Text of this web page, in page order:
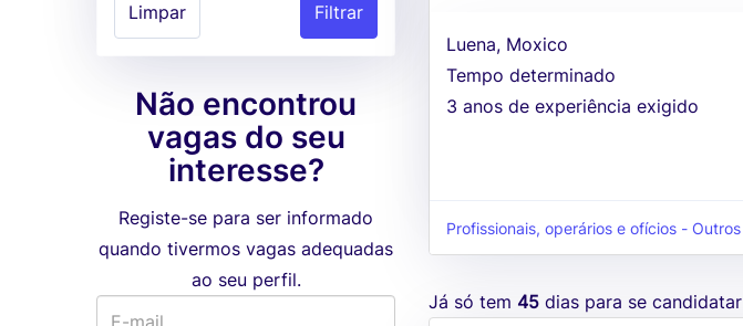
Limpar
Não encontrou
vagas do seu
interesse?
Registe-se para ser informado
quando tivermos vagas adequadas
ao seu perfil.
Luena, Moxico
Tempo determinado
3 anos de experiência exigido
Profissionais, operários e ofícios - Outros
Já só tem 45 dias para se candidatar